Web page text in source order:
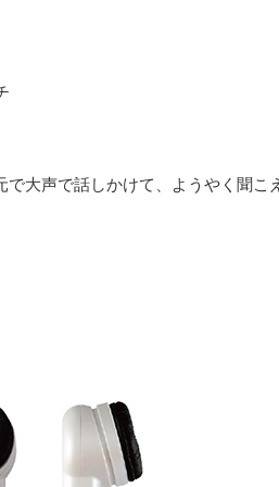
大声で話しかけて、ようやく聞こ